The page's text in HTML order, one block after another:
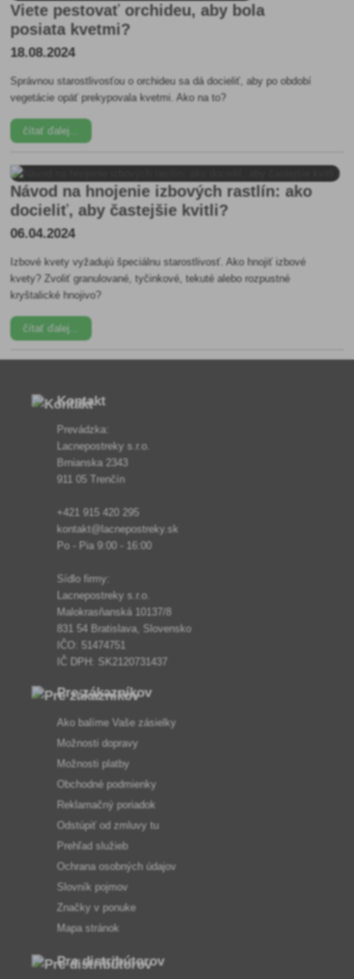
Viete pestovať orchideu, aby bola
posiata kvetmi?
18.08.2024
Správnou starostlivosťou o orchideu sa dá docieliť, aby po období
vegetácie opäť prekypovala kvetmi. Ako na to?
čítať ďalej...
Návod na hnojenie izbových rastlín: ako
docieliť, aby častejšie kvitli?
06.04.2024
Izbové kvety vyžadujú špeciálnu starostlivosť. Ako hnojiť izbové
kvety? Zvoliť granulované, tyčinkové, tekuté alebo rozpustné
kryštalické hnojivo?
čítať ďalej...
Kontakt
Prevádzka:
Lacnepostreky s.r.o.
Brnianska 2343
911 05 Trenčín
+421 915 420 295
kontakt@lacnepostreky.sk
Po - Pia 9:00 - 16:00
Sídlo firmy:
Lacnepostreky s.r.o.
Malokrasňanská 10137/8
831 54 Bratislava, Slovensko
IČO: 51474751
IČ DPH: SK2120731437
Pre zákazníkov
Ako balíme Vaše zásielky
Možnosti dopravy
Možnosti platby
Obchodné podmienky
Reklamačný poriadok
Odstúpiť od zmluvy tu
Prehľad služieb
Ochrana osobných údajov
Slovník pojmov
Značky v ponuke
Mapa stránok
Pre distribútorov